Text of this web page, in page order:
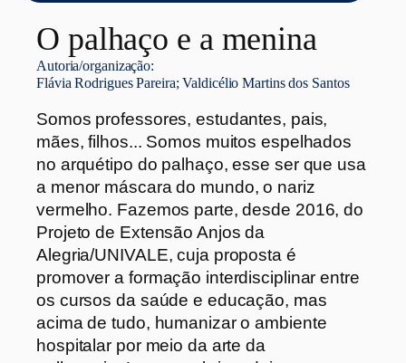
O palhaço e a menina
Autoria/organização:
Flávia Rodrigues Pareira; Valdicélio Martins dos Santos
Somos professores, estudantes, pais,
mães, filhos... Somos muitos espelhados
no arquétipo do palhaço, esse ser que usa
a menor máscara do mundo, o nariz
vermelho. Fazemos parte, desde 2016, do
Projeto de Extensão Anjos da
Alegria/UNIVALE, cuja proposta é
promover a formação interdisciplinar entre
os cursos da saúde e educação, mas
acima de tudo, humanizar o ambiente
hospitalar por meio da arte da